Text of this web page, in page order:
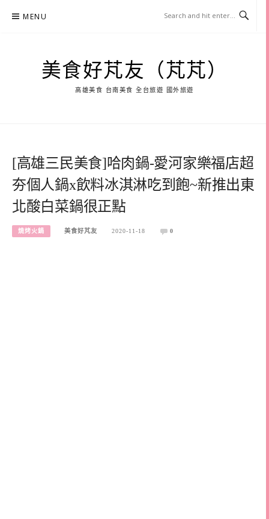
MENU
美食好芃友（芃芃）
高雄美食 台南美食 全台旅遊 國外旅遊
[高雄三民美食]哈肉鍋-愛河家樂福店超
夯個人鍋x飲料冰淇淋吃到飽~新推出東
北酸白菜鍋很正點
燒烤火鍋 美食好芃友 2020-11-18 0